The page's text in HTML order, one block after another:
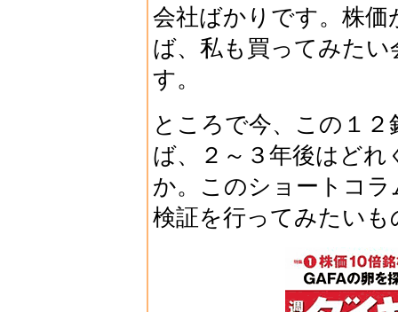
会社ばかりです。株
ば、私も買ってみた
す。
ところで今、この１
ば、２～３年後はど
か。このショートコ
検証を行ってみたいも